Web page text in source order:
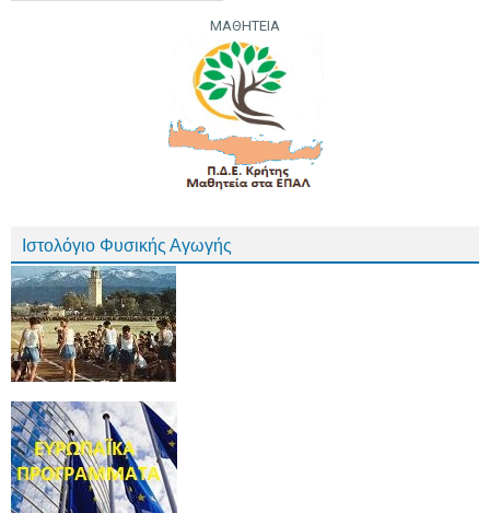
ΜΑΘΗΤΕΙΑ
Ιστολόγιο Φυσικής Αγωγής